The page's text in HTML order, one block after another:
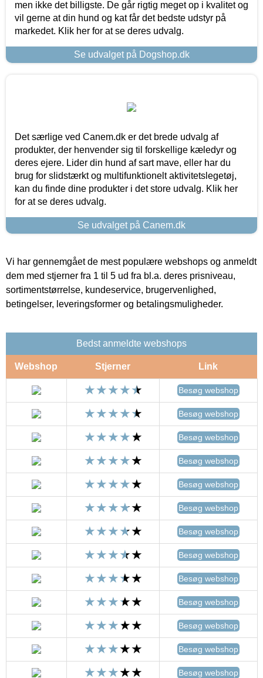
men ikke det billigste. De går rigtig meget op i kvalitet og
vil gerne at din hund og kat får det bedste udstyr på
markedet. Klik her for at se deres udvalg.
Se udvalget på Dogshop.dk
Det særlige ved Canem.dk er det brede udvalg af
produkter, der henvender sig til forskellige kæledyr og
deres ejere. Lider din hund af sart mave, eller har du
brug for slidstærkt og multifunktionelt aktivitetslegetøj,
kan du finde dine produkter i det store udvalg. Klik her
for at se deres udvalg.
Se udvalget på Canem.dk
Vi har gennemgået de mest populære webshops og anmeldt
dem med stjerner fra 1 til 5 ud fra bl.a. deres prisniveau,
sortimentstørrelse, kundeservice, brugervenlighed,
betingelser, leveringsformer og betalingsmuligheder.
Bedst anmeldte webshops
Webshop Stjerner Link
Besøg webshop
Besøg webshop
Besøg webshop
Besøg webshop
Besøg webshop
Besøg webshop
Besøg webshop
Besøg webshop
Besøg webshop
Besøg webshop
Besøg webshop
Besøg webshop
Besøg webshop